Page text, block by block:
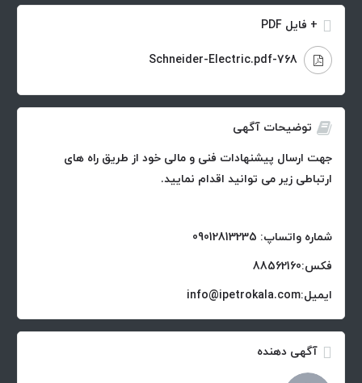
+ فایل PDF
768-Schneider-Electric.pdf
توضیحات آگهی
جهت ارسال پیشنهادات فنی و مالی خود از طریق راه های
ارتباطی زیر می توانید اقدام نمایید.
شماره واتساپ: 09012813235
فکس:88562160
ایمیل:info@ipetrokala.com
آگهی دهنده